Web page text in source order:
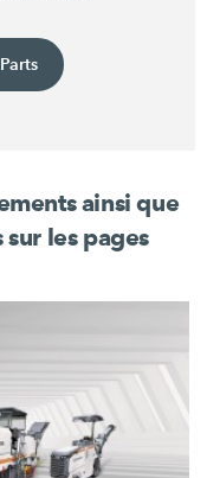
ainsi que
les pages